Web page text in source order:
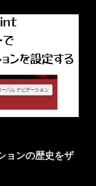
ョンの歴史をザ